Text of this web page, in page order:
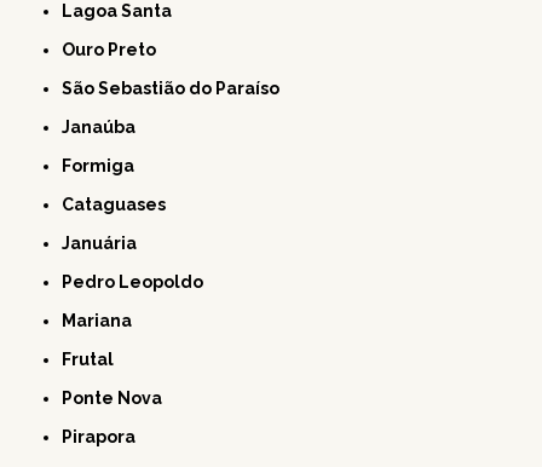
Lagoa Santa
Ouro Preto
São Sebastião do Paraíso
Janaúba
Formiga
Cataguases
Januária
Pedro Leopoldo
Mariana
Frutal
Ponte Nova
Pirapora